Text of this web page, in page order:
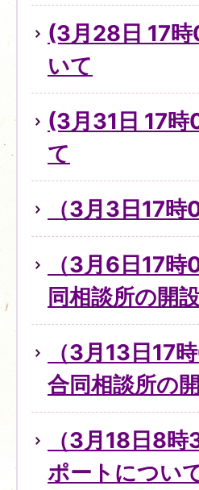
(3月28日 17
いて
(3月31日 17
て
（3月3日17
（3月6日17
同相談所の開
（3月13日17
合同相談所の
（3月18日8
ポートについ